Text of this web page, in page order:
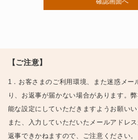
【ご注意】
1．お客さまのご利用環境、また迷惑メー
り、お返事が届かない場合があります。
能な設定にしていただきますようお願いい
また、入力していただいたメールアドレ
返事できかねますので、ご注意ください。